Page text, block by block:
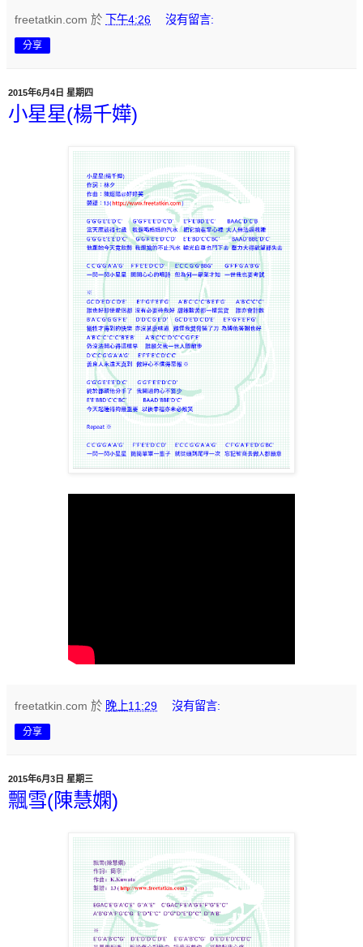
freetatkin.com 於 下午4:26 沒有留言:
分享
2015年6月4日 星期四
小星星(楊千嬅)
freetatkin.com 於 晚上11:29 沒有留言:
分享
2015年6月3日 星期三
飄雪(陳慧嫻)